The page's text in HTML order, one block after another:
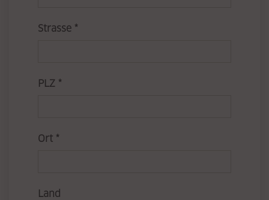
Pflichtfeld
Strasse *
Pflichtfeld
PLZ *
Pflichtfeld
Ort *
Land